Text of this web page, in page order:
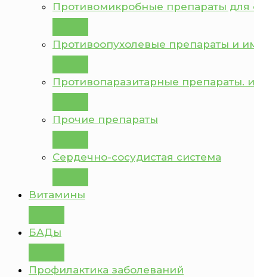
Противомикробные препараты
Противоопухолевые препараты и
Противопаразитарные препараты.
Прочие препараты
Сердечно-сосудистая система
Витамины
БАДы
Профилактика заболеваний